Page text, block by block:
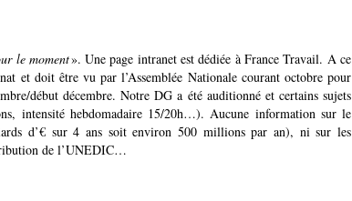
le moment». Une page intranet est dédiée à France Travail. A ce
et doit être vu par l’Assemblée Nationale courant octobre pour
début décembre. Notre DG a été auditionné et certains sujets
intensité hebdomadaire 15/20h…). Aucune information sur le
d’€ sur 4 ans soit environ 500 millions par an), ni sur les
de l’UNEDIC…